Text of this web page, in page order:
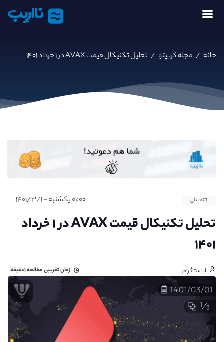
نااریب
خانه / مجله کریپتو / تحلیل تکنیکال قیمت AVAX در ۱ خرداد ۱۴۰۱
#تحلیلی ۰۱:۰۰ یکشنبه - ۱۴۰۱/۳/۱
تحلیل تکنیکال قیمت AVAX در ۱ خرداد
۱۴۰۱
اینستاگرام زمان تقریبی مطالعه۱دقیقه